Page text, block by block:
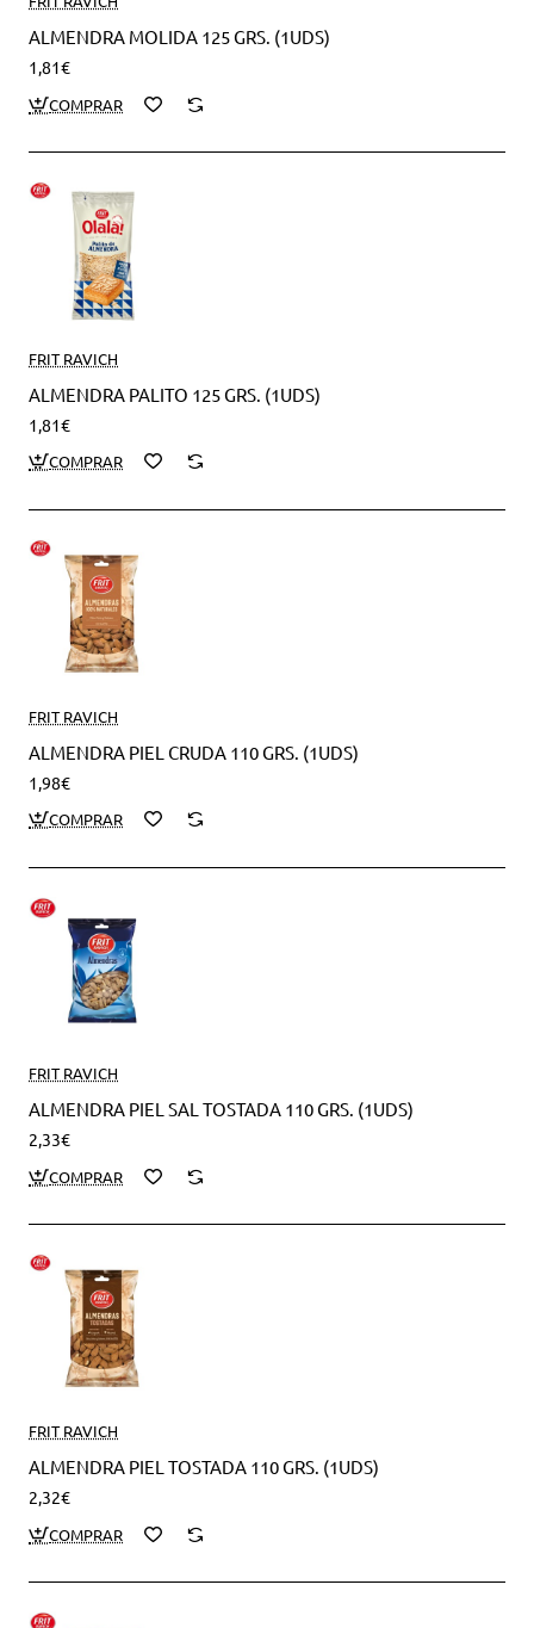
ALMENDRA MOLIDA 125 GRS. (1UDS)
1,81€
FRIT RAVICH
ALMENDRA PALITO 125 GRS. (1UDS)
1,81€
FRIT RAVICH
ALMENDRA PIEL CRUDA 110 GRS. (1UDS)
1,98€
FRIT RAVICH
ALMENDRA PIEL SAL TOSTADA 110 GRS. (1UDS)
2,33€
FRIT RAVICH
ALMENDRA PIEL TOSTADA 110 GRS. (1UDS)
2,32€